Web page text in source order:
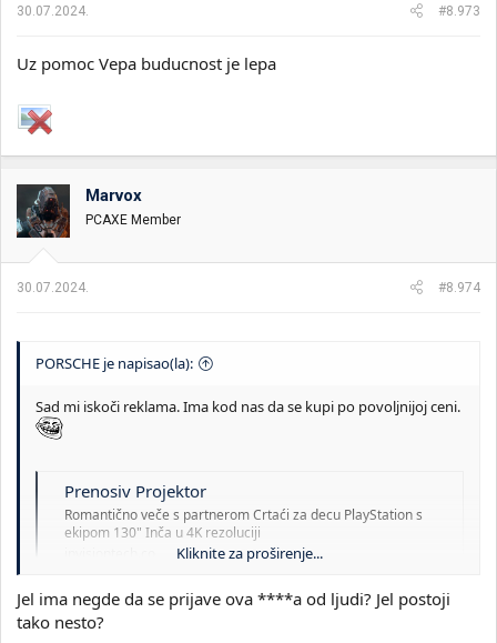
30.07.2024. #8.973
Uz pomoc Vepa buducnost je lepa
Marvox
PCAXE Member
30.07.2024. #8.974
PORSCHE je napisao(la):
Sad mi iskoči reklama. Ima kod nas da se kupi po povoljnijoj ceni.
Prenosiv Projektor
Romantično veče s partnerom Crtaći za decu PlayStation s
ekipom️ 130" Inča u 4K rezoluciji
Kliknite za proširenje...
Jel ima negde da se prijave ova ****a od ljudi? Jel postoji
tako nesto?